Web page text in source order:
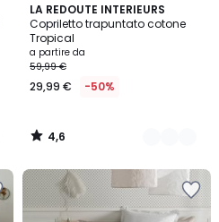
LA REDOUTE INTERIEURS
Copriletto trapuntato cotone
Tropical
a partire da
59,99 €
29,99 € -50%
4,6
/ 5
5
Colori
4,6
/